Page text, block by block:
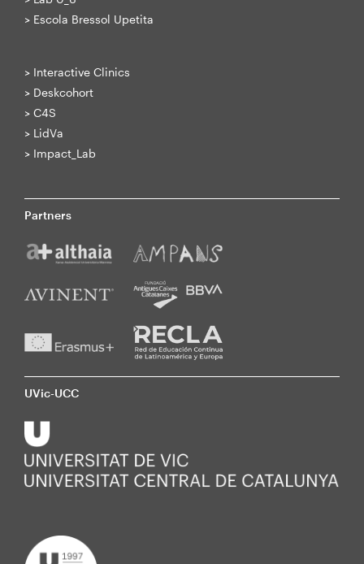
> Escola Bressol Upetita
> Interactive Clinics
> Deskcohort
> C4S
> LidVa
> Impact_Lab
Partners
UVic-UCC